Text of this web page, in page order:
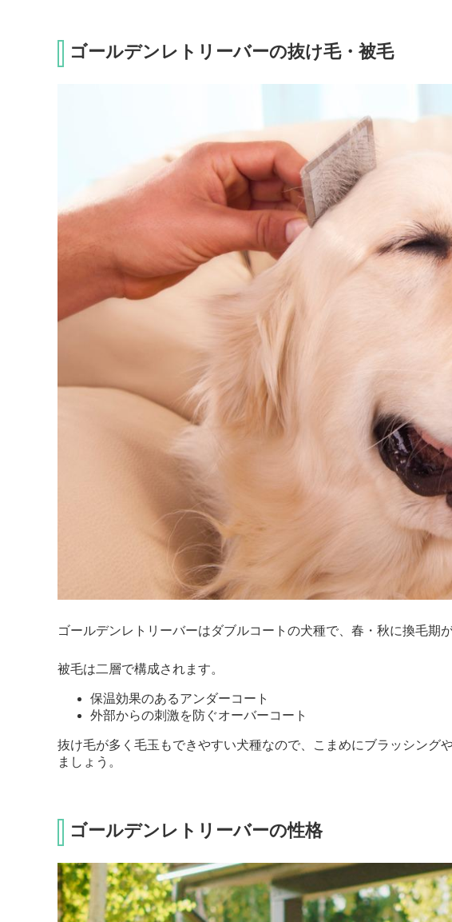
ゴールデンレトリーバーの抜け毛・被毛
ゴールデンレトリーバーはダブルコートの犬種で、春・秋に換毛期が
被毛は二層で構成されます。
保温効果のあるアンダーコート
外部からの刺激を防ぐオーバーコート
抜け毛が多く毛玉もできやすい犬種なので、こまめにブラッシング
ましょう。
ゴールデンレトリーバーの性格